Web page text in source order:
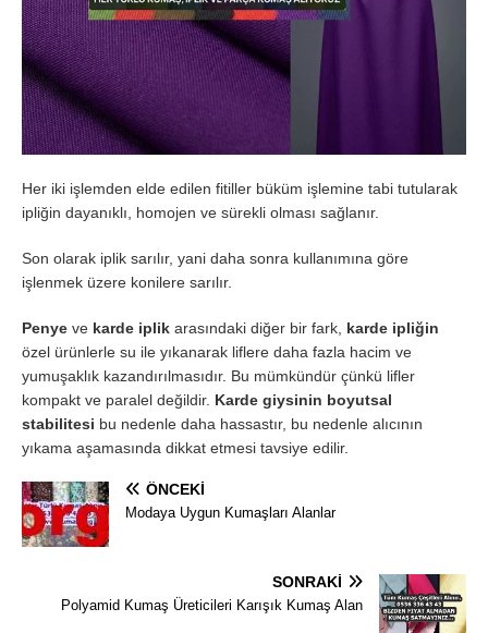
Her iki işlemden elde edilen fitiller büküm işlemine tabi tutularak
ipliğin dayanıklı, homojen ve sürekli olması sağlanır.
Son olarak iplik sarılır, yani daha sonra kullanımına göre
işlenmek üzere konilere sarılır.
Penye ve karde iplik arasındaki diğer bir fark, karde ipliğin
özel ürünlerle su ile yıkanarak liflere daha fazla hacim ve
yumuşaklık kazandırılmasıdır. Bu mümkündür çünkü lifler
kompakt ve paralel değildir. Karde giysinin boyutsal
stabilitesi bu nedenle daha hassastır, bu nedenle alıcının
yıkama aşamasında dikkat etmesi tavsiye edilir.
ÖNCEKI
Modaya Uygun Kumaşları Alanlar
SONRAKI
Polyamid Kumaş Üreticileri Karışık Kumaş Alan